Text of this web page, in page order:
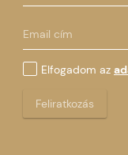
Elfogadom az
Feliratkozás